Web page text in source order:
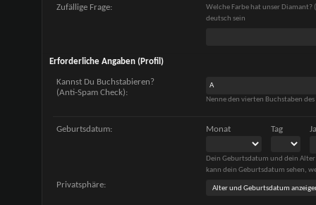
Zufällige Frage:
Welche Farbe hat unser
deutsch sein
Erforderliche Angaben (Profil)
Kannst Du Buchstabieren?
(Anti-Spam Check):
Nenne den vierten Buchstaben
Geburtsdatum: Monat Tag
Dein Geburtsdatum und dein
kann dein Geburtsdatum sehen,
Privatsphäre: